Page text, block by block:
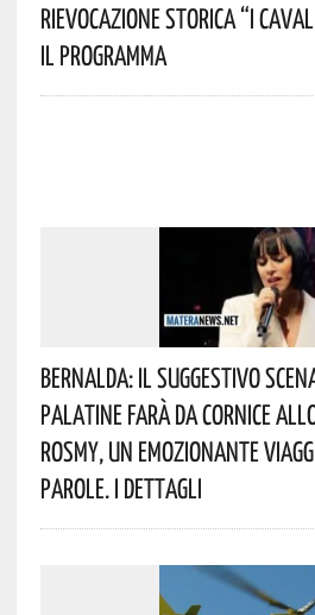
Rievocazione Storica “I
Il Programma
Bernalda: Il Suggestivo
Palatine Farà Da Cornice
Rosmy, Un Emozionante
Parole. I Dettagli